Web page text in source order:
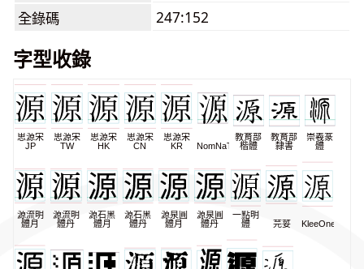
全錄碼
247:152
字型收錄
思源宋
JP
思源宋
TW
思源宋
HK
思源宋
CN
思源宋
KR
NomNaTong
教育部
楷體
教育部
隸書
崇羲篆
體
源流明
體月
源流明
體丹
源石黑
體月
源石黑
體丹
源泉圓
體月
源泉圓
體丹
一點明
體
芫荽 KleeOne